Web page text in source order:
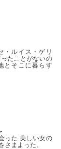
・ルイス・ゲリ
たことがないの
とそこに暮らす
った 美しい女の
さまよった。